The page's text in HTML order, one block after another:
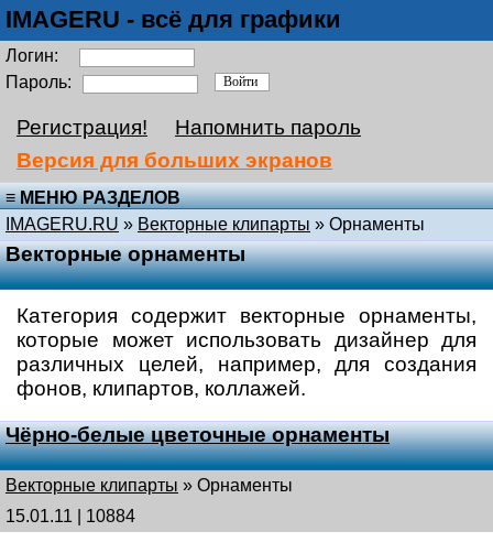
IMAGERU - всё для графики
Логин:
Пароль:
Регистрация!
Напомнить пароль
Версия для больших экранов
≡ МЕНЮ РАЗДЕЛОВ
IMAGERU.RU » Векторные клипарты » Орнаменты
Векторные орнаменты
Категория содержит векторные орнаменты,
которые может использовать дизайнер для
различных целей, например, для создания
фонов, клипартов, коллажей.
Чёрно-белые цветочные орнаменты
Векторные клипарты » Орнаменты
15.01.11 | 10884